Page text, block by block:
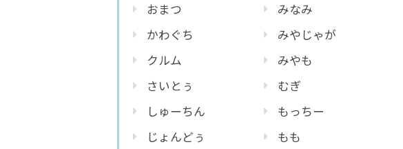
おまつ
かわぐち
クルム
さいとぅ
しゅーちん
じょんどぅ
みなみ
みやじゃが
みやも
むぎ
もっちー
もも